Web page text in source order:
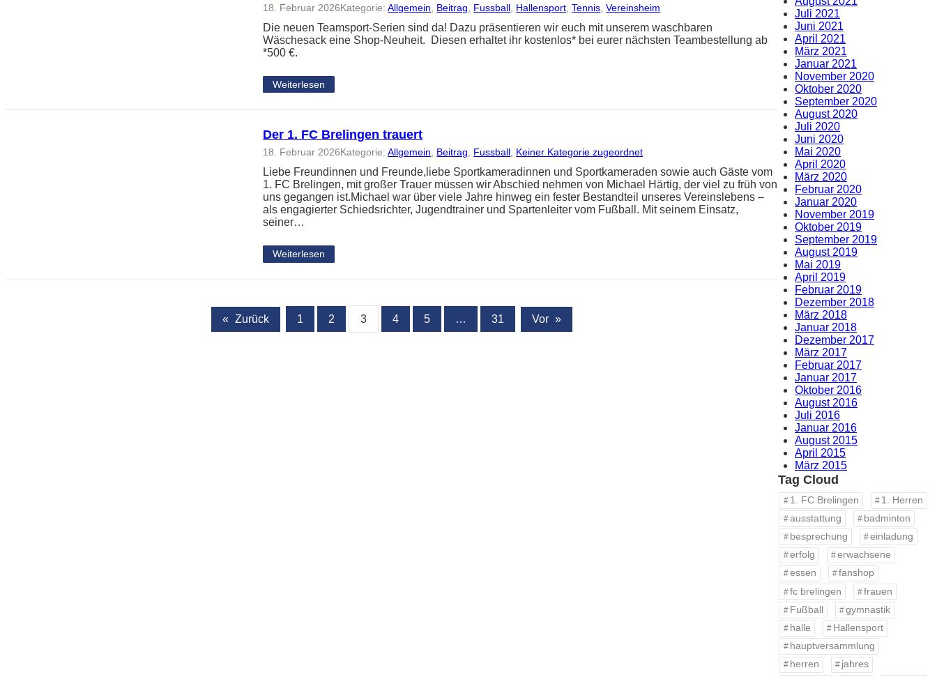
18. Februar 2026Kategorie:Allgemein Beitrag Fussball Hallensport , Tennis , Vereinsheim
Die neuen Teamsport-Serien sind da! Dazu präsentieren wir euch mit unserem waschbaren
Wäschesack eine Shop-Neuheit. Diesen erhaltet ihr kostenlos* bei eurer nächsten Teambestellung ab
*500 €.
Weiterlesen
Der 1. FC Brelingen trauert
18. Februar 2026Kategorie:Allgemein, Beitrag, Fussball, Keiner Kategorie zugeordnet
Liebe Freundinnen und Freunde,liebe Sportkameradinnen und Sportkameraden sowie auch Gäste vom
1. FC Brelingen, mit großer Trauer müssen wir Abschied nehmen von Michael Härtig, der viel zu früh von
uns gegangen ist.Michael war über viele Jahre hinweg ein fester Bestandteil unseres Vereinslebens –
als engagierter Schiedsrichter, Jugendtrainer und Spartenleiter vom Fußball. Mit seinem Einsatz,
seiner…
Weiterlesen
« Zurück 1 2 3 4 5 … 31 Vor »
Juli 2021
Juni 2021
April 2021
März 2021
Januar 2021
November 2020
Oktober 2020
September 2020
August 2020
Juli 2020
Juni 2020
Mai 2020
April 2020
März 2020
Februar 2020
Januar 2020
November 2019
Oktober 2019
September 2019
August 2019
Mai 2019
April 2019
Februar 2019
Dezember 2018
März 2018
Januar 2018
Dezember 2017
März 2017
Februar 2017
Januar 2017
Oktober 2016
August 2016
Juli 2016
Januar 2016
August 2015
April 2015
März 2015
Tag Cloud
1. FC Brelingen
1. Herren
ausstattung
badminton
besprechung
einladung
erfolg
erwachsene
essen
fanshop
fc brelingen
frauen
Fußball
gymnastik
halle
Hallensport
hauptversammlung
herren
jahres